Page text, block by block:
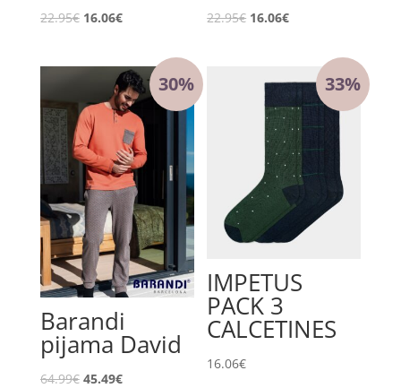
22.95€ El
original
22.95€.
16.06€El
actual
es:
16.06€.
22.95€ El
era:
22.95€.
16.06€El
actual
es:
16.06€.
30%
Barandi
pijama David
64.99€ El
45.49€El
33%
IMPETUS
PACK 3
CALCETINES
16.06€